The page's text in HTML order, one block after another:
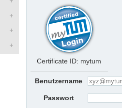
Certificate ID: mytum
Benutzername
Passwort